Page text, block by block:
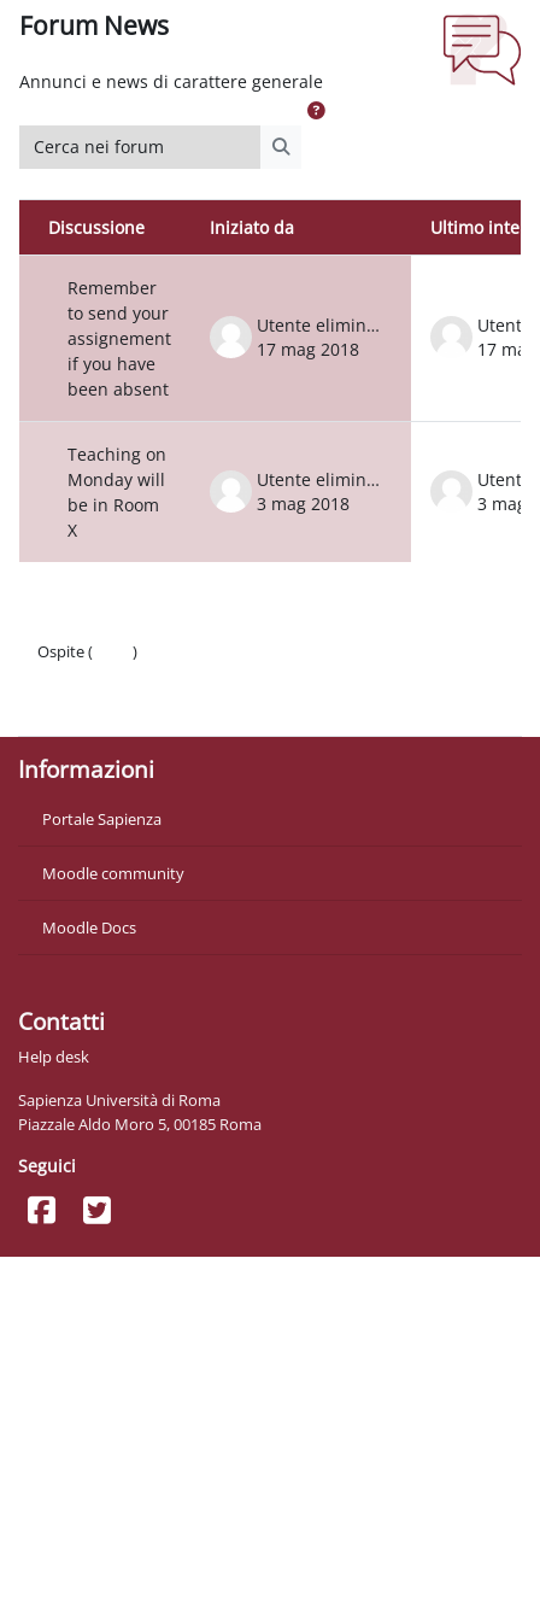
Forum News
Annunci e news di carattere generale
Cerca nei forum
Elenco delle discussioni.
Stato
Discussione Iniziato da Ultimo
Remember
to send your
assignement
if you have
been absent
Utente eliminato
17 mag 2018
17
Teaching on
Monday will
be in Room
X
Utente eliminato
3 mag 2018
3 mag
Ospite (
)
Informazioni
Portale Sapienza
Moodle community
Moodle Docs
Contatti
Help desk
Sapienza Università di Roma
Piazzale Aldo Moro 5, 00185 Roma
Seguici